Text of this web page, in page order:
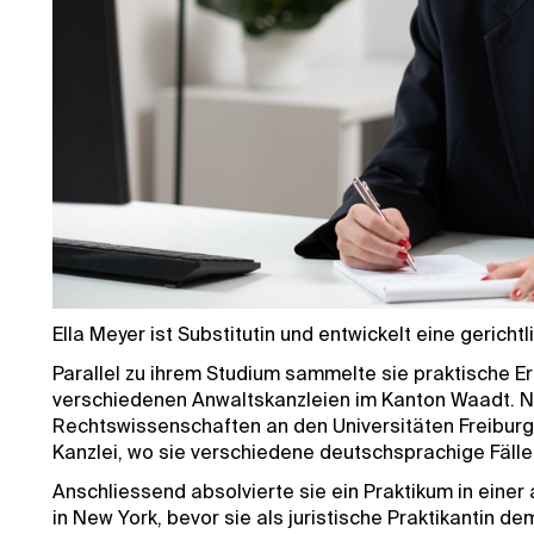
Ella Meyer ist Substitutin und entwickelt eine
Parallel zu ihrem Studium sammelte sie praktische
verschiedenen Anwaltskanzleien im Kanton Waadt.
Rechtswissenschaften an den Universitäten
Kanzlei, wo sie verschiedene deutschsprachige
Anschliessend absolvierte sie ein Praktikum in
in New York, bevor sie als juristische Praktikantin